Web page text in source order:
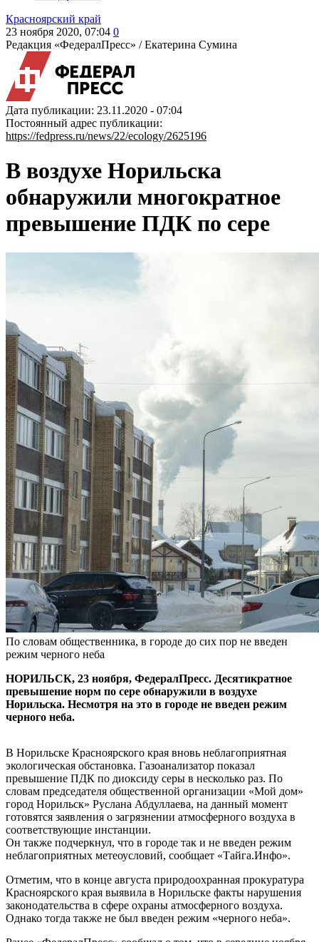
Красноярский край
23 ноября 2020, 07:04 0
Редакция «ФедералПресс» /Екатерина Сумина
Дата публикации: 23.11.2020 - 07:04
Постоянный адрес публикации:
https://fedpress.ru/news/22/ecology/2625196
В воздухе Норильска
обнаружили многократное
превышение ПДК по сере
По словам общественника, в городе до сих пор не введен
режим черного неба
НОРИЛЬСК, 23 ноября, ФедералПресс. Десятикратное
превышение норм по сере обнаружили в воздухе
Норильска. Несмотря на это в городе не введен режим
черного неба.
В Норильске Красноярского края вновь неблагоприятная
экологическая обстановка. Газоанализатор показал
превышение ПДК по диоксиду серы в несколько раз. По
словам председателя общественной организации «Мой дом»
город Норильск» Руслана Абдуллаева, на данный момент
готовятся заявления о загрязнении атмосферного воздуха в
соответствующие инстанции.
Он также подчеркнул, что в городе так и не введен режим
неблагоприятных метеоусловий, сообщает «Тайга.Инфо».
Отметим, что в конце августа природоохранная прокуратура
Красноярского края выявила в Норильске факты нарушения
законодательства в сфере охраны атмосферного воздуха.
Однако тогда также не был введен режим «черного неба».